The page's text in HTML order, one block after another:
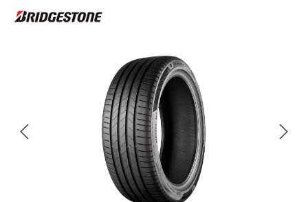
Bildergalerie überspringen